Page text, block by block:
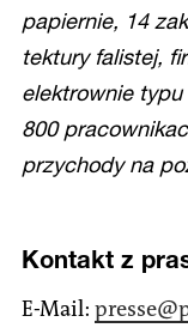
papiernie, 14
tektury falistej,
elektrownie typu
800
przychody na
Kontakt z
E-Mail: presse